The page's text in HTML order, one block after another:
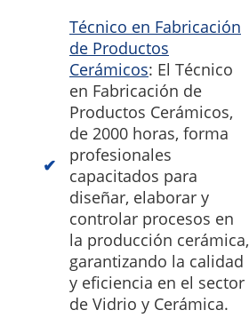
Técnico en Fabricación
de Productos
Cerámicos: El Técnico
en Fabricación de
Productos Cerámicos,
de 2000 horas, forma
profesionales
capacitados para
diseñar, elaborar y
controlar procesos en
la producción cerámica,
garantizando la calidad
y eficiencia en el sector
de Vidrio y Cerámica.